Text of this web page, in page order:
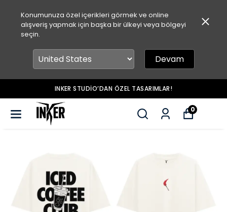
Konumunuza özel içerikleri görmek ve online
alışveriş yapmak için başka bir ülkeyi veya bölgeyi
seçin.
Devam
INKER STUDIO’DAN ÖZEL TASARIMLAR!
0